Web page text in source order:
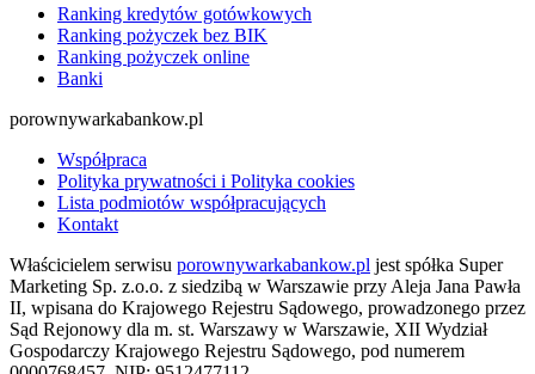
Ranking kredytów gotówkowych
Ranking pożyczek bez BIK
Ranking pożyczek online
Banki
porownywarkabankow.pl
Współpraca
Polityka prywatności i Polityka cookies
Lista podmiotów współpracujących
Kontakt
Właścicielem serwisu porownywarkabankow.pl jest spółka Super
Marketing Sp. z.o.o. z siedzibą w Warszawie przy Aleja Jana Pawła
II, wpisana do Krajowego Rejestru Sądowego, prowadzonego przez
Sąd Rejonowy dla m. st. Warszawy w Warszawie, XII Wydział
Gospodarczy Krajowego Rejestru Sądowego, pod numerem